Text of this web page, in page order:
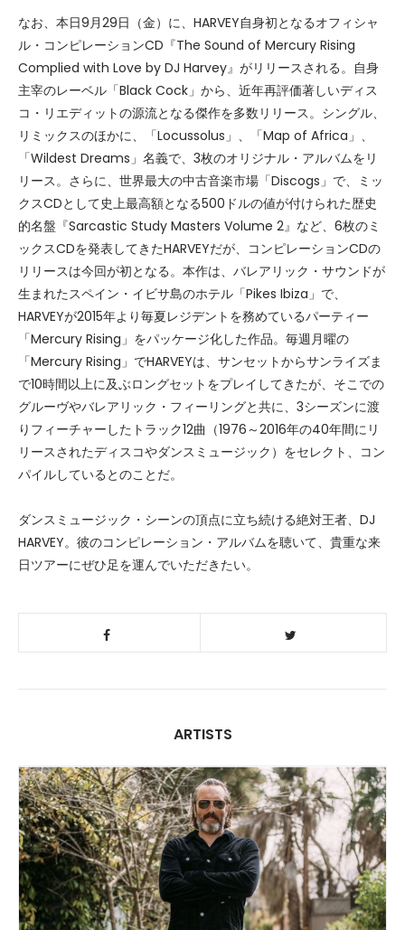
なお、本日9月29日（金）に、HARVEY自身初となるオフィシャ
ル・コンピレーションCD『The Sound of Mercury Rising
Complied with Love by DJ Harvey』がリリースされる。自身
主宰のレーベル「Black Cock」から、近年再評価著しいディス
コ・リエディットの源流となる傑作を多数リリース。シングル、
リミックスのほかに、「Locussolus」、「Map of Africa」、
「Wildest Dreams」名義で、3枚のオリジナル・アルバムをリ
リース。さらに、世界最大の中古音楽市場「Discogs」で、ミッ
クスCDとして史上最高額となる500ドルの値が付けられた歴史
的名盤『Sarcastic Study Masters Volume 2』など、6枚のミ
ックスCDを発表してきたHARVEYだが、コンピレーションCDの
リリースは今回が初となる。本作は、バレアリック・サウンドが
生まれたスペイン・イビサ島のホテル「Pikes Ibiza」で、
HARVEYが2015年より毎夏レジデントを務めているパーティー
「Mercury Rising」をパッケージ化した作品。毎週月曜の
「Mercury Rising」でHARVEYは、サンセットからサンライズま
で10時間以上に及ぶロングセットをプレイしてきたが、そこでの
グルーヴやバレアリック・フィーリングと共に、3シーズンに渡
りフィーチャーしたトラック12曲（1976～2016年の40年間にリ
リースされたディスコやダンスミュージック）をセレクト、コン
パイルしているとのことだ。
ダンスミュージック・シーンの頂点に立ち続ける絶対王者、DJ
HARVEY。彼のコンピレーション・アルバムを聴いて、貴重な来
日ツアーにぜひ足を運んでいただきたい。
ARTISTS